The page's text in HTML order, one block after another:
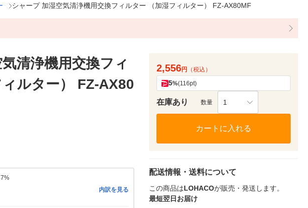
シャープ 加湿空気清浄機用交換フィルター （加湿フィルター） FZ-AX80MF
清浄機用交換フィ
ルター） FZ-AX80
内訳を見る
2,556円 （税込）
5%(116pt)
在庫あり 数量 1
カートに入れる
配送情報・送料について
この商品はLOHACOが販売・発送します。
最短翌日お届け